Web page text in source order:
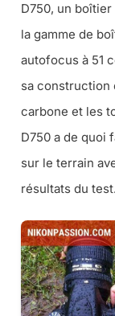
D750, un
la gamme de
autofocus à 51
sa construction
carbone et les
D750 a de quoi
sur le terrain
résultats du test.